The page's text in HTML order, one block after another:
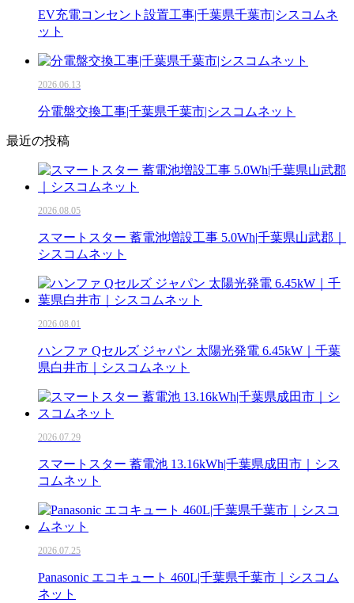
EV充電コンセント設置工事|千葉県千葉市|シスコムネ
ット
2026.06.13
分電盤交換工事|千葉県千葉市|シスコムネット
最近の投稿
2026.08.05
スマートスター 蓄電池増設工事 5.0Wh|千葉県山武郡｜
シスコムネット
2026.08.01
ハンファ Qセルズ ジャパン 太陽光発電 6.45kW｜千葉
県白井市｜シスコムネット
2026.07.29
スマートスター 蓄電池 13.16kWh|千葉県成田市｜シス
コムネット
2026.07.25
Panasonic エコキュート 460L|千葉県千葉市｜シスコム
ネット